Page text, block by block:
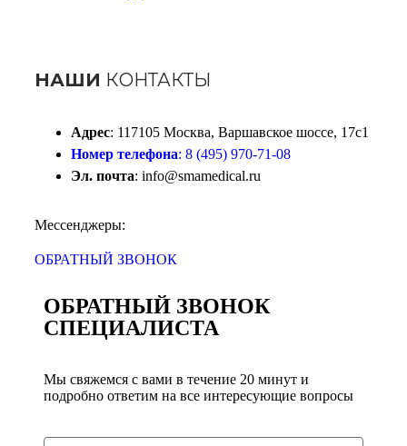
НАШИ КОНТАКТЫ
Адрес: 117105 Москва, Варшавское шоссе, 17с1
Номер телефона: 8 (495) 970-71-08
Эл. почта: info@smamedical.ru
Мессенджеры:
ОБРАТНЫЙ ЗВОНОК
ОБРАТНЫЙ ЗВОНОК
СПЕЦИАЛИСТА
Мы свяжемся с вами в течение 20 минут и
подробно ответим на все интересующие вопросы